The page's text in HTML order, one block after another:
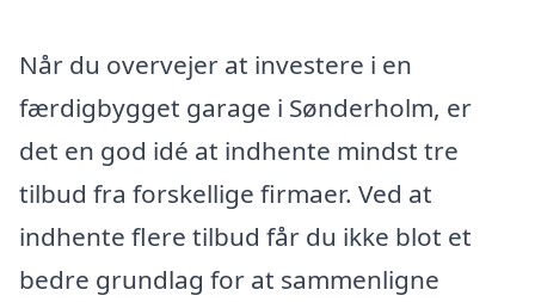
Når du overvejer at investere i en
færdigbygget garage i Sønderholm, er
det en god idé at indhente mindst tre
tilbud fra forskellige firmaer. Ved at
indhente flere tilbud får du ikke blot et
bedre grundlag for at sammenligne